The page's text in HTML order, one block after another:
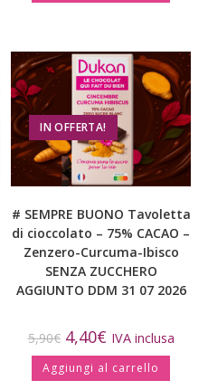
IN OFFERTA!
# SEMPRE BUONO Tavoletta
di cioccolato – 75% CACAO –
Zenzero-Curcuma-Ibisco
SENZA ZUCCHERO
AGGIUNTO DDM 31 07 2026
5,90€ 4,40€ IVA inclusa
Aggiungi al carrello